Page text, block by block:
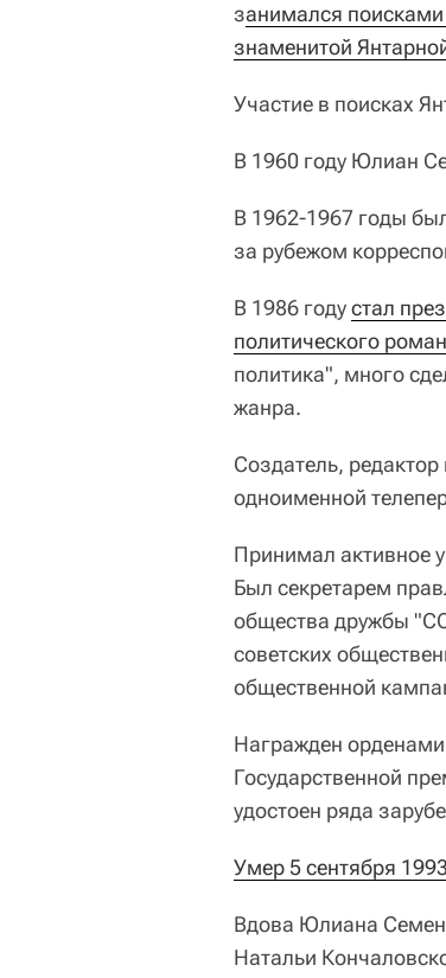
занимался
знаменитой
Участие в поисках
В 1960 году Юлиан
В 1962-1967 годы
за рубежом
В 1986 годустал
политического
политика", много
жанра.
Создатель,
одноименной
Принимал активное
Был секретарем
общества дружбы
советских
общественной
Награжден
Государственной
удостоен ряда
Умер 5 сентября
Вдова Юлиана
Натальи